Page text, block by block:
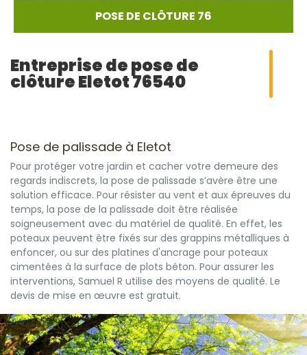
POSE DE CLÔTURE 76
Entreprise de pose de
clôture Eletot 76540
Pose de palissade à Eletot
Pour protéger votre jardin et cacher votre demeure des
regards indiscrets, la pose de palissade s’avère être une
solution efficace. Pour résister au vent et aux épreuves du
temps, la pose de la palissade doit être réalisée
soigneusement avec du matériel de qualité. En effet, les
poteaux peuvent être fixés sur des grappins métalliques à
enfoncer, ou sur des platines d'ancrage pour poteaux
cimentées à la surface de plots béton. Pour assurer les
interventions, Samuel R utilise des moyens de qualité. Le
devis de mise en œuvre est gratuit.